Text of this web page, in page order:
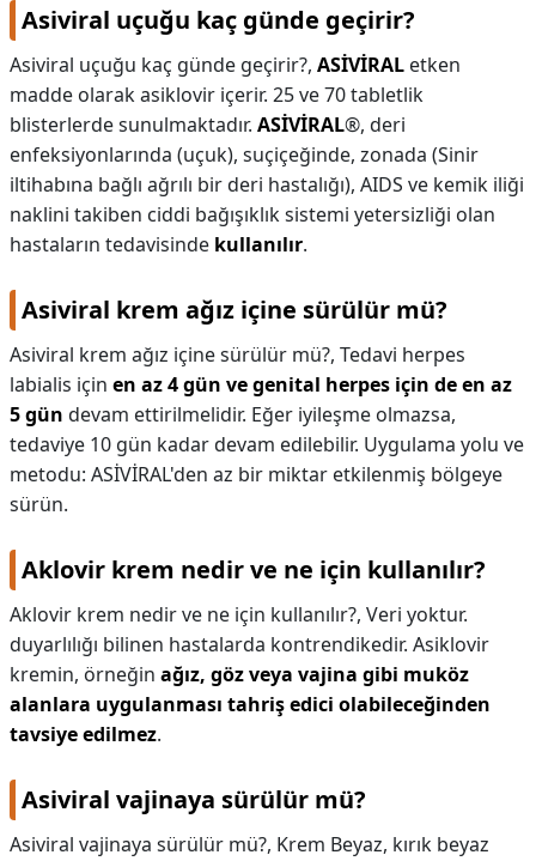
Asiviral uçuğu kaç günde geçirir?
Asiviral uçuğu kaç günde geçirir?, ASİVİRAL etken
madde olarak asiklovir içerir. 25 ve 70 tabletlik
blisterlerde sunulmaktadır. ASİVİRAL®, deri
enfeksiyonlarında (uçuk), suçiçeğinde, zonada (Sinir
iltihabına bağlı ağrılı bir deri hastalığı), AIDS ve kemik iliği
naklini takiben ciddi bağışıklık sistemi yetersizliği olan
hastaların tedavisinde kullanılır.
Asiviral krem ağız içine sürülür mü?
Asiviral krem ağız içine sürülür mü?, Tedavi herpes
labialis için en az 4 gün ve genital herpes için de en az
5 gün devam ettirilmelidir. Eğer iyileşme olmazsa,
tedaviye 10 gün kadar devam edilebilir. Uygulama yolu ve
metodu: ASİVİRAL'den az bir miktar etkilenmiş bölgeye
sürün.
Aklovir krem nedir ve ne için kullanılır?
Aklovir krem nedir ve ne için kullanılır?, Veri yoktur.
duyarlılığı bilinen hastalarda kontrendikedir. Asiklovir
kremin, örneğin ağız, göz veya vajina gibi muköz
alanlara uygulanması tahriş edici olabileceğinden
tavsiye edilmez.
Asiviral vajinaya sürülür mü?
Asiviral vajinaya sürülür mü?, Krem Beyaz, kırık beyaz